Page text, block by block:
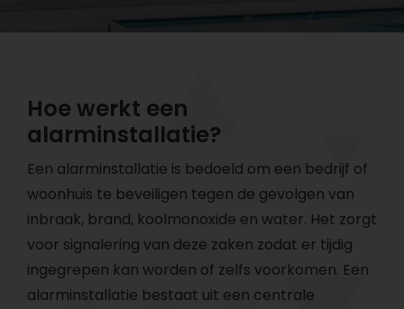
Hoe werkt een
alarminstallatie?
Een alarminstallatie is bedoeld om een bedrijf of
woonhuis te beveiligen tegen de gevolgen van
inbraak, brand, koolmonoxide en water. Het zorgt
voor signalering van deze zaken zodat er tijdig
ingegrepen kan worden of zelfs voorkomen. Een
alarminstallatie bestaat uit een centrale